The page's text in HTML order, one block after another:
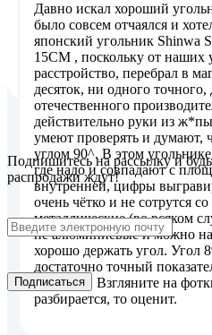
Давно искал хороший
было совсем отчаялся и
японский угольник Shinwa
15CM , поскольку от наших
расстройство, перебрал в
десяток, ни одного
отечественного
действительно руки из
умеют проверять и думают,
углом 90^. В этом
где надо и совпадают с
внутренней, цифры
очень чётко и не сотрутся
металлические (во всяком
не алюминиевые и можно
хорошо держать угол. Угол
достаточно точный
столярки. Взгляните на
разбирается, то оценит.
Подпишитесьна рассылкуи
распродажи ждут!
Подписаться